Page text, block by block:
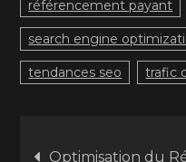
référencement payant
search engine
tendances seo trafic
Optimisation du